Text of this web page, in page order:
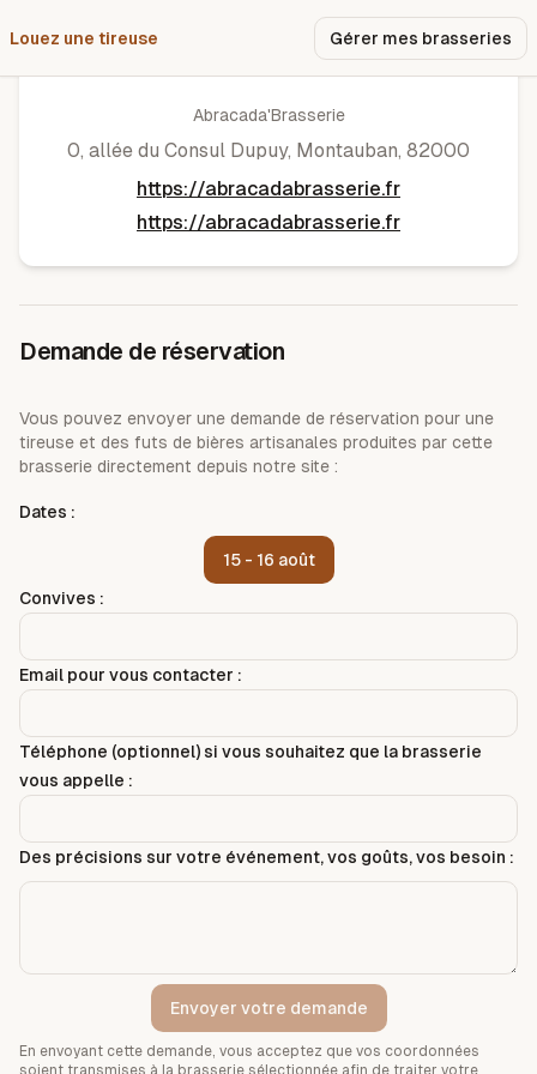
Louez une tireuse Gérer mes brasseries
Abracada'brasserie
Abracada'Brasserie
0, allée du Consul Dupuy, Montauban, 82000
https://abracadabrasserie.fr
https://abracadabrasserie.fr
Demande de réservation
Vous pouvez envoyer une demande de réservation pour une
tireuse et des futs de bières artisanales produites par cette
brasserie directement depuis notre site :
Dates :
15 - 16 août
Convives :
Email pour vous contacter :
Téléphone (optionnel) si vous souhaitez que la brasserie
vous appelle :
Des précisions sur votre événement, vos goûts, vos besoin :
Envoyer votre demande
En envoyant cette demande, vous acceptez que vos coordonnées
soient transmises à la brasserie sélectionnée afin de traiter votre